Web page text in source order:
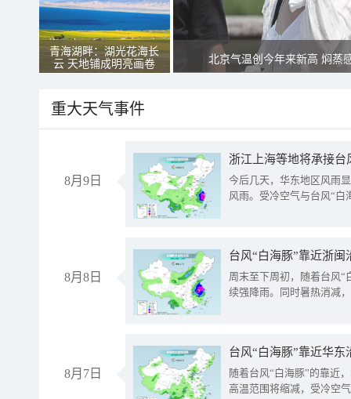
青海湖畔：湖光花海长
云 天地铺成明亮画卷
北京气温创今年来新高 焖蒸
重大天气事件
8月9日
浙江上海等地将承接台
今后几天，华东地区风雨
风雨。受冷空气与台风“白
8月8日
台风“白海豚”靠近浙
周末至下周初，随着台风“
续强降雨。同时暑热消减
8月7日
台风“白海豚”靠近华
随着台风“白海豚”的靠近
高温范围将缩减，受冷空